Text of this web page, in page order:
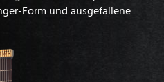
Form und ausgefallene